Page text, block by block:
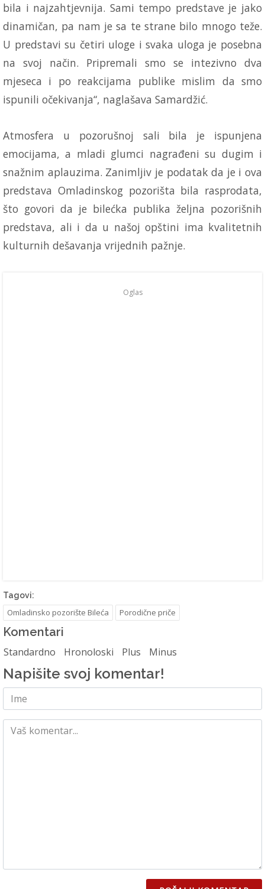
bila i najzahtjevnija. Sami tempo predstave je jako
dinamičan, pa nam je sa te strane bilo mnogo teže.
U predstavi su četiri uloge i svaka uloga je posebna
na svoj način. Pripremali smo se intezivno dva
mjeseca i po reakcijama publike mislim da smo
ispunili očekivanja“, naglašava Samardžić.
Atmosfera u pozorušnoj sali bila je ispunjena
emocijama, a mladi glumci nagrađeni su dugim i
snažnim aplauzima. Zanimljiv je podatak da je i ova
predstava Omladinskog pozorišta bila rasprodata,
što govori da je bilećka publika željna pozorišnih
predstava, ali i da u našoj opštini ima kvalitetnih
kulturnih dešavanja vrijednih pažnje.
Oglas
Tagovi:
Omladinsko pozorište Bileća Porodične priče
Komentari
Standardno Hronoloski Plus Minus
Napišite svoj komentar!